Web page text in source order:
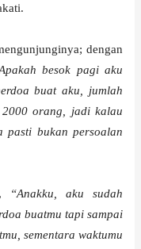
dengan
besok pagi aku
buat aku, jumlah
orang, jadi kalau
pasti bukan persoalan
“Anakku, aku sudah
buatmu tapi sampai
sementara waktumu